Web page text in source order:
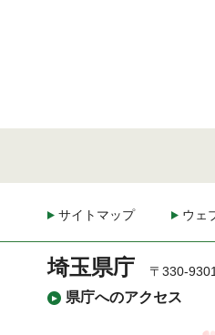
サイトマップ ウェ
埼玉県庁
県庁へのアクセス
〒330-